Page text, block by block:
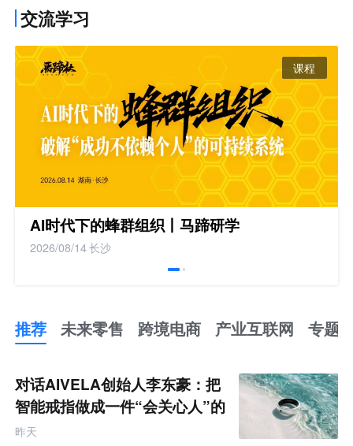
交流学习
课程
AI时代下的蜂群组织丨马蹄研学
2026/08/14长沙
推荐 未来零售 跨境电商 产业互联网 专题
来
零
售
跨
境
对话AIVELA创始人李东豪：把
智能戒指做成一件“会关心人”的
饰品
昨天